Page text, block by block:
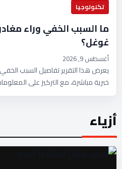
تكنولوجيا
ما السبب الخفي وراء
غوغل؟
أغسطس 9, 2026
يعرض هذا التقرير تفاصيل السبب
خبرية مباشرة، مع التركيز على
أزياء